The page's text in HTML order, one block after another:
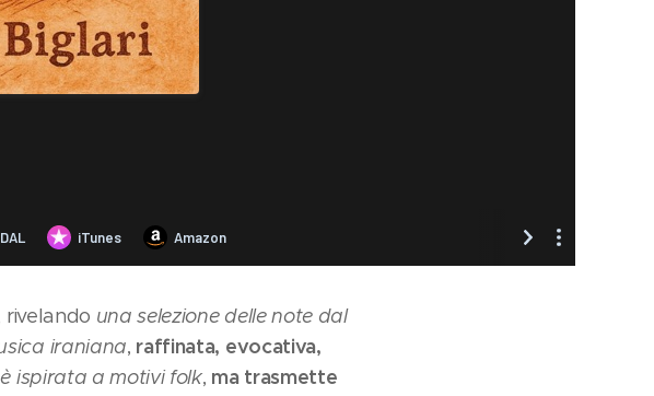
rivelando una selezione delle note dal
iraniana, raffinata, evocativa,
ispirata a motivi folk, ma trasmette